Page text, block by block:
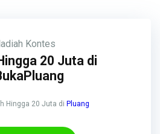
Kontes
20 Juta di
Hingga 20 Juta di Pluang